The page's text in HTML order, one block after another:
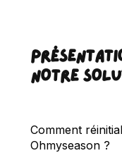
NOTRE
Comment
Ohmyseason ?